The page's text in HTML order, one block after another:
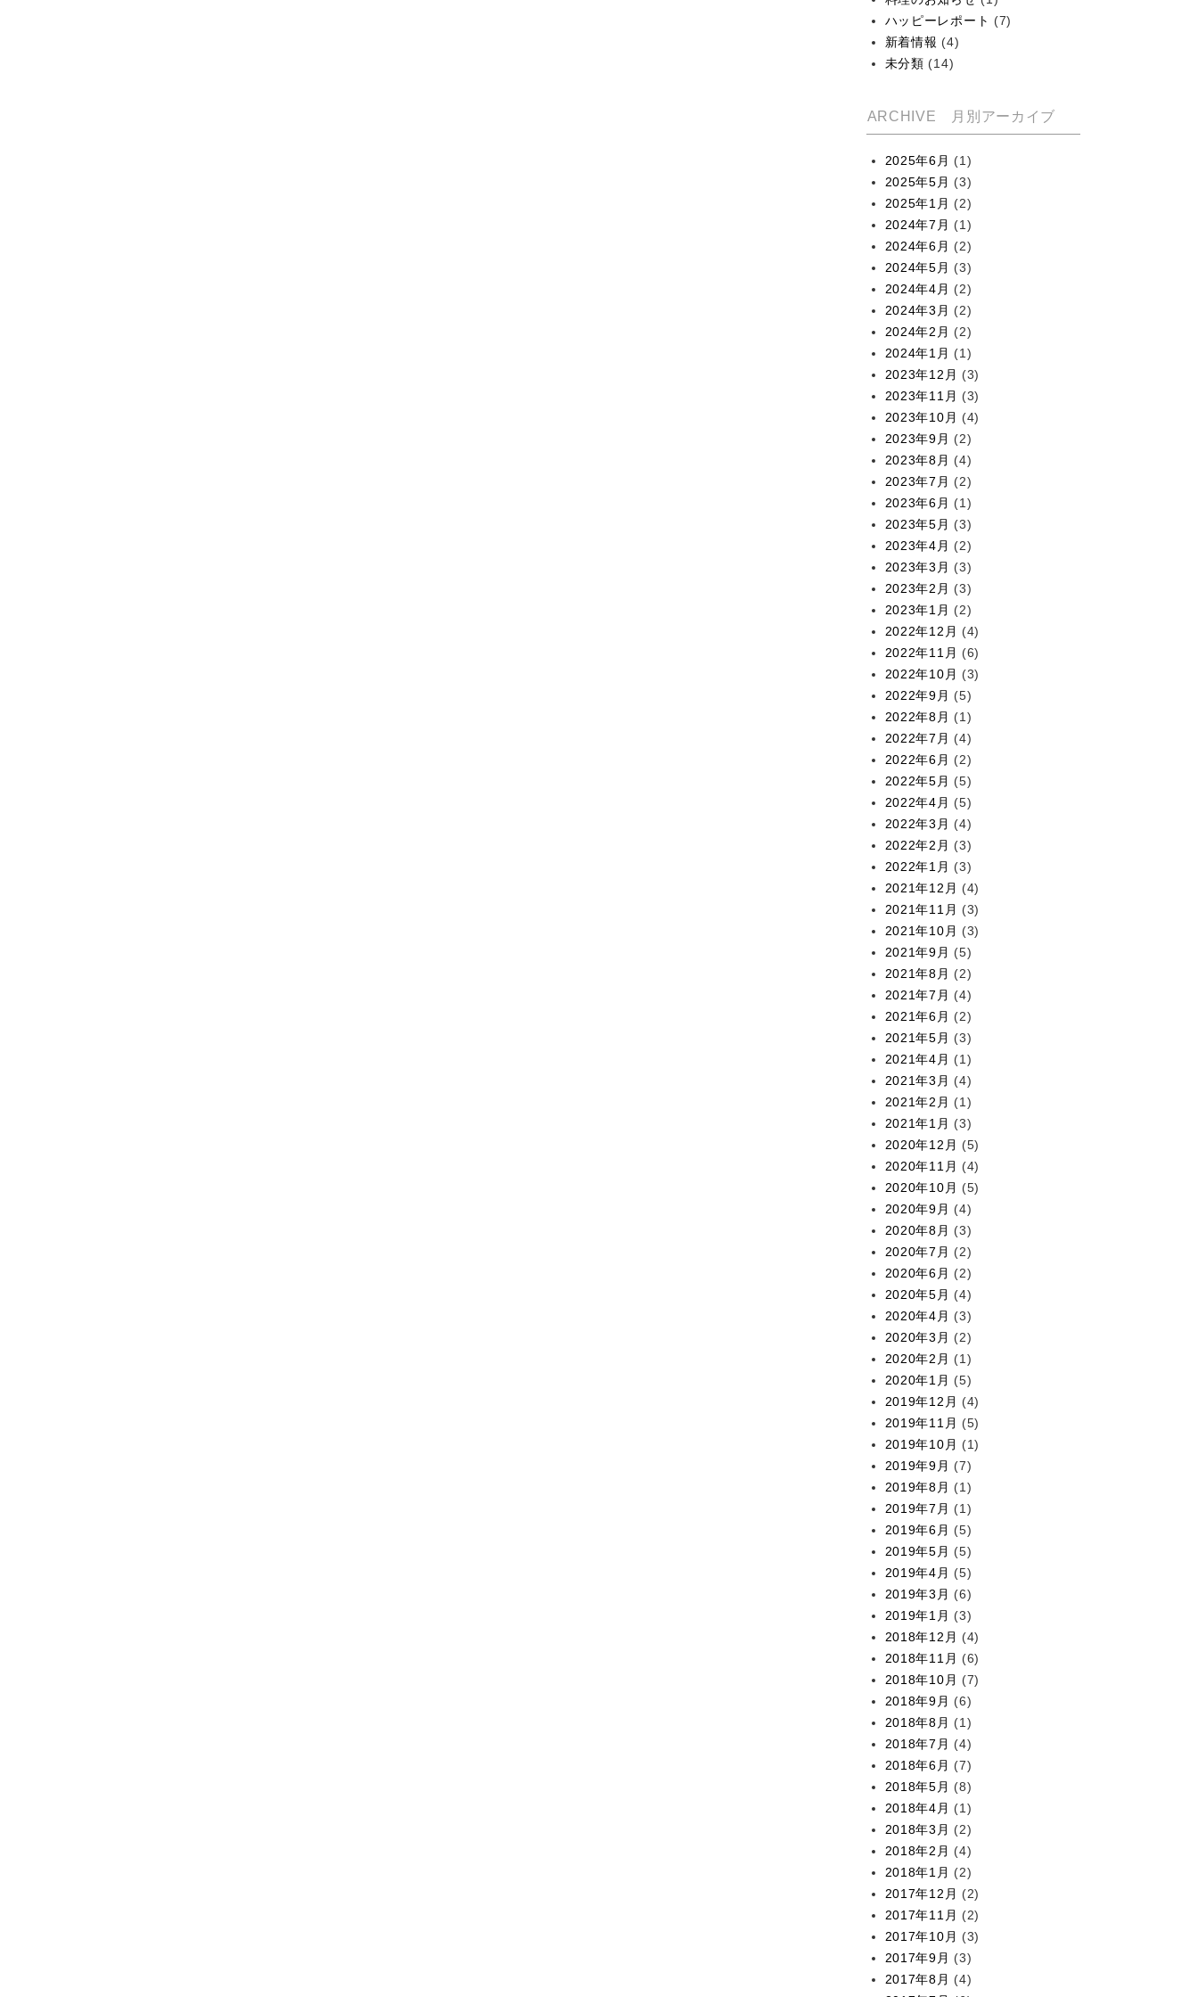
ハッピーレポート (7)
新着情報 (4)
未分類 (14)
ARCHIVE 月別アーカイブ
2025年6月 (1)
2025年5月 (3)
2025年1月 (2)
2024年7月 (1)
2024年6月 (2)
2024年5月 (3)
2024年4月 (2)
2024年3月 (2)
2024年2月 (2)
2024年1月 (1)
2023年12月 (3)
2023年11月 (3)
2023年10月 (4)
2023年9月 (2)
2023年8月 (4)
2023年7月 (2)
2023年6月 (1)
2023年5月 (3)
2023年4月 (2)
2023年3月 (3)
2023年2月 (3)
2023年1月 (2)
2022年12月 (4)
2022年11月 (6)
2022年10月 (3)
2022年9月 (5)
2022年8月 (1)
2022年7月 (4)
2022年6月 (2)
2022年5月 (5)
2022年4月 (5)
2022年3月 (4)
2022年2月 (3)
2022年1月 (3)
2021年12月 (4)
2021年11月 (3)
2021年10月 (3)
2021年9月 (5)
2021年8月 (2)
2021年7月 (4)
2021年6月 (2)
2021年5月 (3)
2021年4月 (1)
2021年3月 (4)
2021年2月 (1)
2021年1月 (3)
2020年12月 (5)
2020年11月 (4)
2020年10月 (5)
2020年9月 (4)
2020年8月 (3)
2020年7月 (2)
2020年6月 (2)
2020年5月 (4)
2020年4月 (3)
2020年3月 (2)
2020年2月 (1)
2020年1月 (5)
2019年12月 (4)
2019年11月 (5)
2019年10月 (1)
2019年9月 (7)
2019年8月 (1)
2019年7月 (1)
2019年6月 (5)
2019年5月 (5)
2019年4月 (5)
2019年3月 (6)
2019年1月 (3)
2018年12月 (4)
2018年11月 (6)
2018年10月 (7)
2018年9月 (6)
2018年8月 (1)
2018年7月 (4)
2018年6月 (7)
2018年5月 (8)
2018年4月 (1)
2018年3月 (2)
2018年2月 (4)
2018年1月 (2)
2017年12月 (2)
2017年11月 (2)
2017年10月 (3)
2017年9月 (3)
2017年8月 (4)